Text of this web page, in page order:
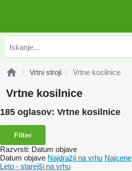
Vrtni stroji Vrtne kosilnice
Vrtne kosilnice
185 oglasov: Vrtne kosilnice
Filter
Razvrsti: Datum objave
Datum objave Najdražji na vrhu
Leto - starejši na vrhu